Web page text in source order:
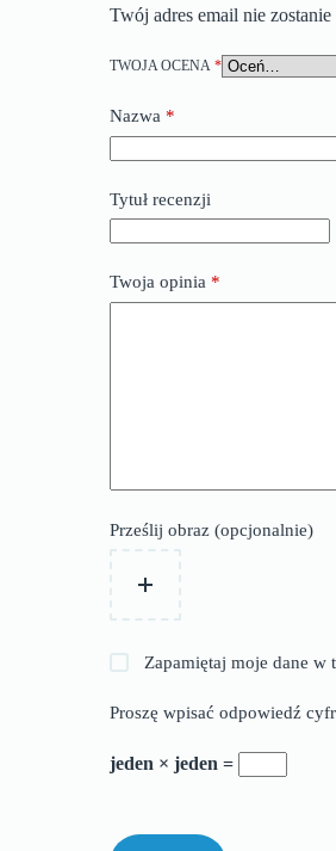
Twój adres email nie
TWOJA OCENA *
Nazwa *
Tytuł recenzji
Twoja opinia *
Prześlij obraz (opcjonalnie)
Zapamiętaj moje dane w
Proszę wpisać odpowiedź
jeden × jeden =